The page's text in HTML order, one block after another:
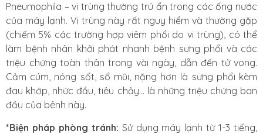
Pneumophila – vi trùng thường trú ẩn trong các ống nước
của máy lạnh. Vi trùng này rất nguy hiểm và thường gặp
(chiếm 5% các trường hợp viêm phổi do vi trùng), có thể
làm bệnh nhân khởi phát nhanh bệnh sưng phổi và các
triệu chứng toàn thân trong vài ngày, dẫn đến tử vong.
Cảm cúm, nóng sốt, sổ mũi, nặng hơn là sưng phổi kèm
đau khớp, nhức đầu, tiêu chảy… là những triệu chứng ban
đầu của bênh này.
*Biện pháp phòng tránh: Sử dụng máy lạnh từ 1-3 tiếng,